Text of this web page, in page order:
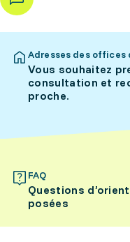
Adresses des offices
Vous souhaitez
consultation et
proche.
FAQ
Questions
posées